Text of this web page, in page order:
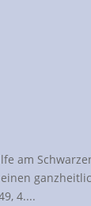
am
4....